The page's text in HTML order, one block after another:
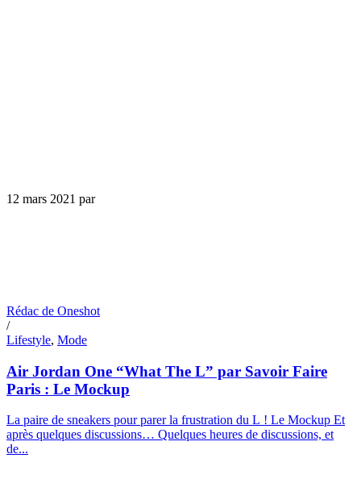
12 mars 2021 par
Rédac de Oneshot
/
Lifestyle, Mode
Air Jordan One “What The L” par Savoir Faire
Paris : Le Mockup
La paire de sneakers pour parer la frustration du L ! Le Mockup Et
après quelques discussions… Quelques heures de discussions, et
de...